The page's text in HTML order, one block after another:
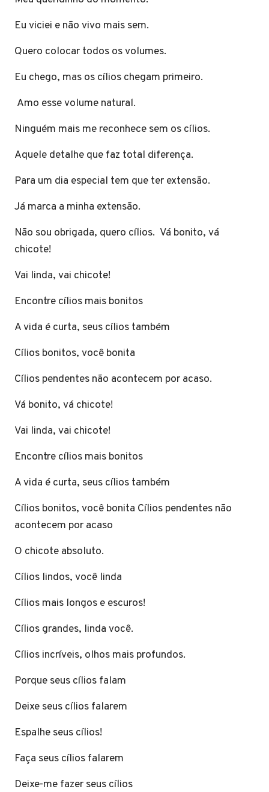
Eu viciei e não vivo mais sem.
Quero colocar todos os volumes.
Eu chego, mas os cílios chegam primeiro.
Amo esse volume natural.
Ninguém mais me reconhece sem os cílios.
Aquele detalhe que faz total diferença.
Para um dia especial tem que ter extensão.
Já marca a minha extensão.
Não sou obrigada, quero cílios. Vá bonito, vá
chicote!
Vai linda, vai chicote!
Encontre cílios mais bonitos
A vida é curta, seus cílios também
Cílios bonitos, você bonita
Cílios pendentes não acontecem por acaso.
Vá bonito, vá chicote!
Vai linda, vai chicote!
Encontre cílios mais bonitos
A vida é curta, seus cílios também
Cílios bonitos, você bonita Cílios pendentes não
acontecem por acaso
O chicote absoluto.
Cílios lindos, você linda
Cílios mais longos e escuros!
Cílios grandes, linda você.
Cílios incríveis, olhos mais profundos.
Porque seus cílios falam
Deixe seus cílios falarem
Espalhe seus cílios!
Faça seus cílios falarem
Deixe-me fazer seus cílios